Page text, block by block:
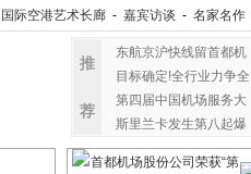
国际空港艺术长廊 - 嘉宾访谈 - 名家名作
推
荐
东航京沪快线留首都机
目标确定!全行业力争全
第四届中国机场服务大
斯里兰卡发生第八起爆